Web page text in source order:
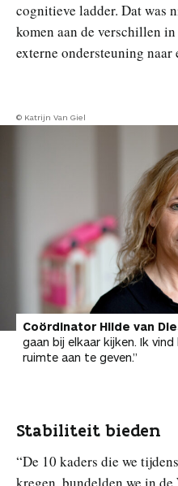
cognitieve ladder. Dat was
komen aan de verschillen
externe ondersteuning naar
© Katrijn Van Giel
Coördinator Hilde van
gaan bij elkaar kijken. Ik
ruimte aan te geven.”
Stabiliteit bieden
“De 10 kaders die we
kregen, bundelden we in